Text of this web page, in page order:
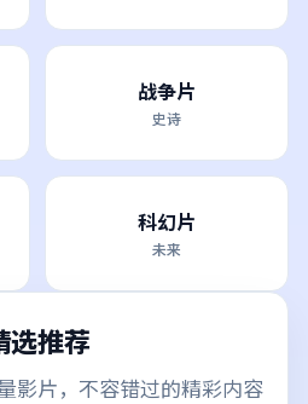
战争片
史诗
科幻片
未来
选推荐
影片，不容错过的精彩内容